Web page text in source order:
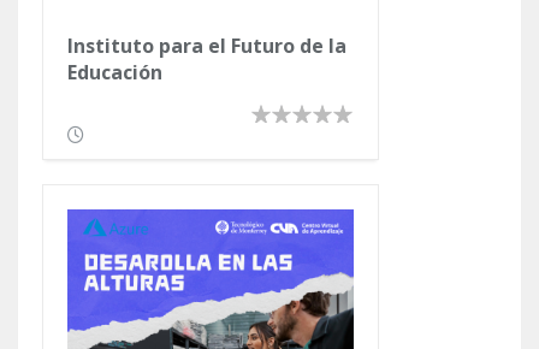
Instituto para el Futuro de la
Educación